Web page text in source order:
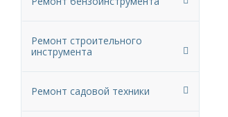
Ремонт строительного
инструмента
Ремонт садовой техники